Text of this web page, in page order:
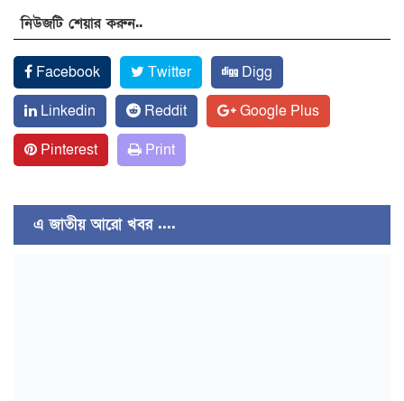
নিউজটি শেয়ার করুন..
Facebook Twitter
Digg
Linkedin
Reddit
Google Plus
Pinterest
Print
এ জাতীয় আরো খবর ....